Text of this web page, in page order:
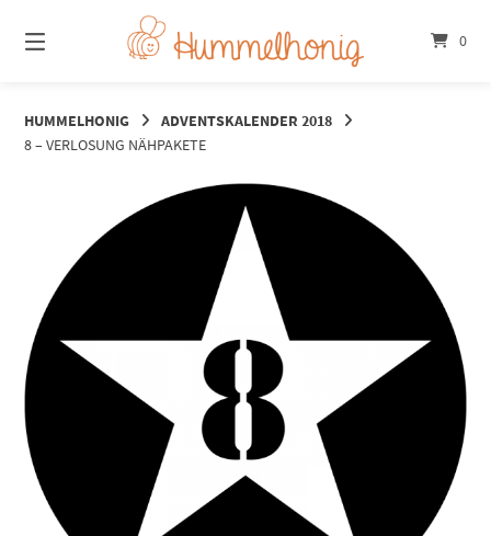
zum
Inhalt
0
HUMMELHONIG
ADVENTSKALENDER 2018
8 – VERLOSUNG NÄHPAKETE